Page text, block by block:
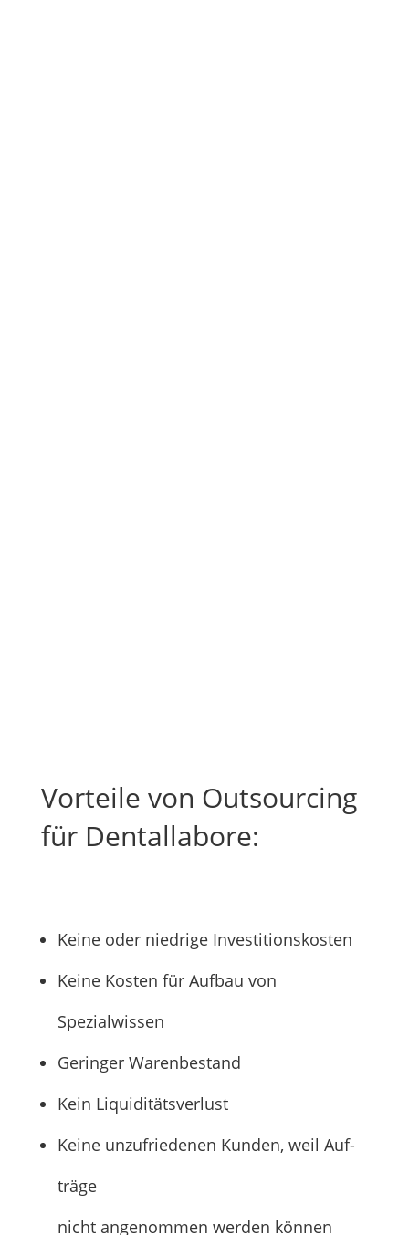
Vor­tei­le von Out­sour­cing
für Dentallabore:
Kei­ne oder nied­ri­ge Investitionskosten
Kei­ne Kos­ten für Auf­bau von
Spezialwissen
Gerin­ger Warenbestand
Kein Liqui­di­täts­ver­lust
Kei­ne unzu­frie­de­nen Kun­den, weil Auf­
trä­ge
nicht ange­nom­men wer­den können